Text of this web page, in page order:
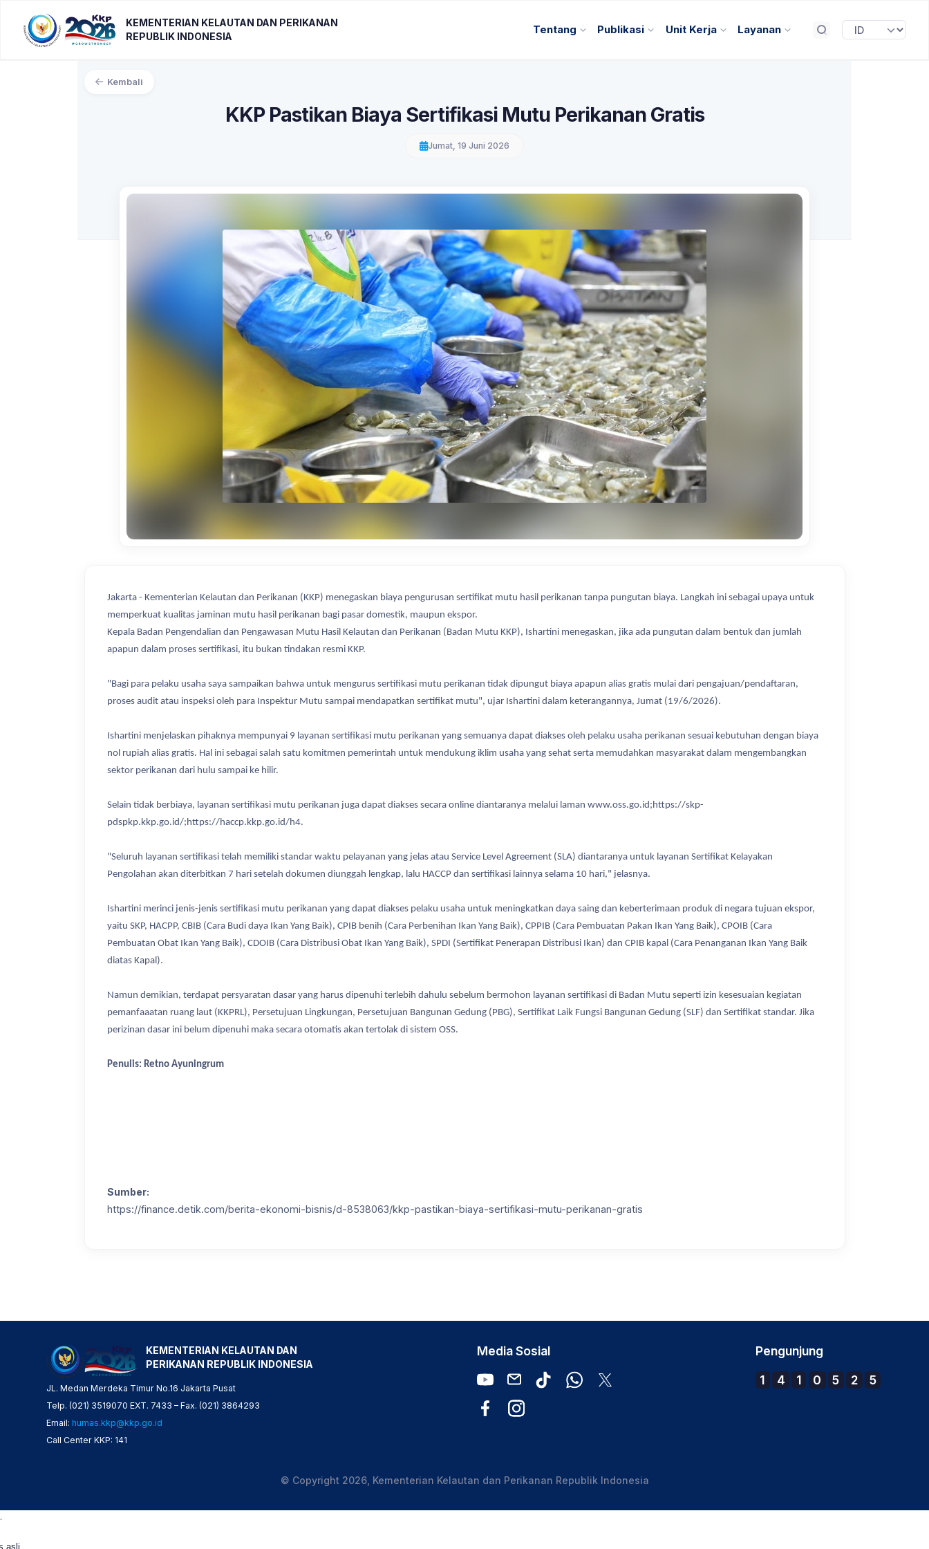
KEMENTERIAN KELAUTAN DAN PERIKANAN
REPUBLIK INDONESIA
Tentang Publikasi Unit Kerja Layanan
Kembali
KKP Pastikan Biaya Sertifikasi Mutu Perikanan Gratis
Jumat, 19 Juni 2026
Jakarta - Kementerian Kelautan dan Perikanan (KKP) menegaskan biaya pengurusan sertifikat mutu hasil perikanan tanpa pungutan biaya. Langkah ini sebagai upaya untuk
memperkuat kualitas jaminan mutu hasil perikanan bagi pasar domestik, maupun ekspor.
Kepala Badan Pengendalian dan Pengawasan Mutu Hasil Kelautan dan Perikanan (Badan Mutu KKP), Ishartini menegaskan, jika ada pungutan dalam bentuk dan jumlah
apapun dalam proses sertifikasi, itu bukan tindakan resmi KKP.
"Bagi para pelaku usaha saya sampaikan bahwa untuk mengurus sertifikasi mutu perikanan tidak dipungut biaya apapun alias gratis mulai dari pengajuan/pendaftaran,
proses audit atau inspeksi oleh para Inspektur Mutu sampai mendapatkan sertifikat mutu", ujar Ishartini dalam keterangannya, Jumat (19/6/2026).
Ishartini menjelaskan pihaknya mempunyai 9 layanan sertifikasi mutu perikanan yang semuanya dapat diakses oleh pelaku usaha perikanan sesuai kebutuhan dengan biaya
nol rupiah alias gratis. Hal ini sebagai salah satu komitmen pemerintah untuk mendukung iklim usaha yang sehat serta memudahkan masyarakat dalam mengembangkan
sektor perikanan dari hulu sampai ke hilir.
Selain tidak berbiaya, layanan sertifikasi mutu perikanan juga dapat diakses secara online diantaranya melalui laman www.oss.go.id;https://skp-
pdspkp.kkp.go.id/;https://haccp.kkp.go.id/h4.
"Seluruh layanan sertifikasi telah memiliki standar waktu pelayanan yang jelas atau Service Level Agreement (SLA) diantaranya untuk layanan Sertifikat Kelayakan
Pengolahan akan diterbitkan 7 hari setelah dokumen diunggah lengkap, lalu HACCP dan sertifikasi lainnya selama 10 hari," jelasnya.
Ishartini merinci jenis-jenis sertifikasi mutu perikanan yang dapat diakses pelaku usaha untuk meningkatkan daya saing dan keberterimaan produk di negara tujuan ekspor,
yaitu SKP, HACPP, CBIB (Cara Budi daya Ikan Yang Baik), CPIB benih (Cara Perbenihan Ikan Yang Baik), CPPIB (Cara Pembuatan Pakan Ikan Yang Baik), CPOIB (Cara
Pembuatan Obat Ikan Yang Baik), CDOIB (Cara Distribusi Obat Ikan Yang Baik), SPDI (Sertifikat Penerapan Distribusi Ikan) dan CPIB kapal (Cara Penanganan Ikan Yang Baik
diatas Kapal).
Namun demikian, terdapat persyaratan dasar yang harus dipenuhi terlebih dahulu sebelum bermohon layanan sertifikasi di Badan Mutu seperti izin kesesuaian kegiatan
pemanfaaatan ruang laut (KKPRL), Persetujuan Lingkungan, Persetujuan Bangunan Gedung (PBG), Sertifikat Laik Fungsi Bangunan Gedung (SLF) dan Sertifikat standar. Jika
perizinan dasar ini belum dipenuhi maka secara otomatis akan tertolak di sistem OSS.
Penulis: Retno Ayuningrum
Sumber:
https://finance.detik.com/berita-ekonomi-bisnis/d-8538063/kkp-pastikan-biaya-sertifikasi-mutu-perikanan-gratis
KEMENTERIAN KELAUTAN DAN
PERIKANAN REPUBLIK INDONESIA
JL. Medan Merdeka Timur No.16 Jakarta Pusat
Telp. (021) 3519070 EXT. 7433 – Fax. (021) 3864293
Email: humas.kkp@kkp.go.id
Call Center KKP: 141
Media Sosial Pengunjung
1 4 1 0 5 2 5
© Copyright 2026, Kementerian Kelautan dan Perikanan Republik Indonesia
.
asli